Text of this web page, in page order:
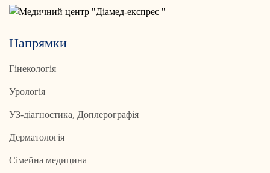
Напрямки
Гінекологія
Урологія
УЗ-діагностика, Доплерографія
Дерматологія
Сімейна медицина